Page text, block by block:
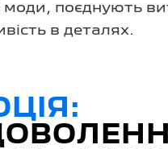
моди, поєднують
в деталях.